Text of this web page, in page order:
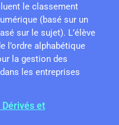
le classement
(basé sur un
sur le sujet). L’élève
l’ordre alphabétique
la gestion des
les entreprises
et